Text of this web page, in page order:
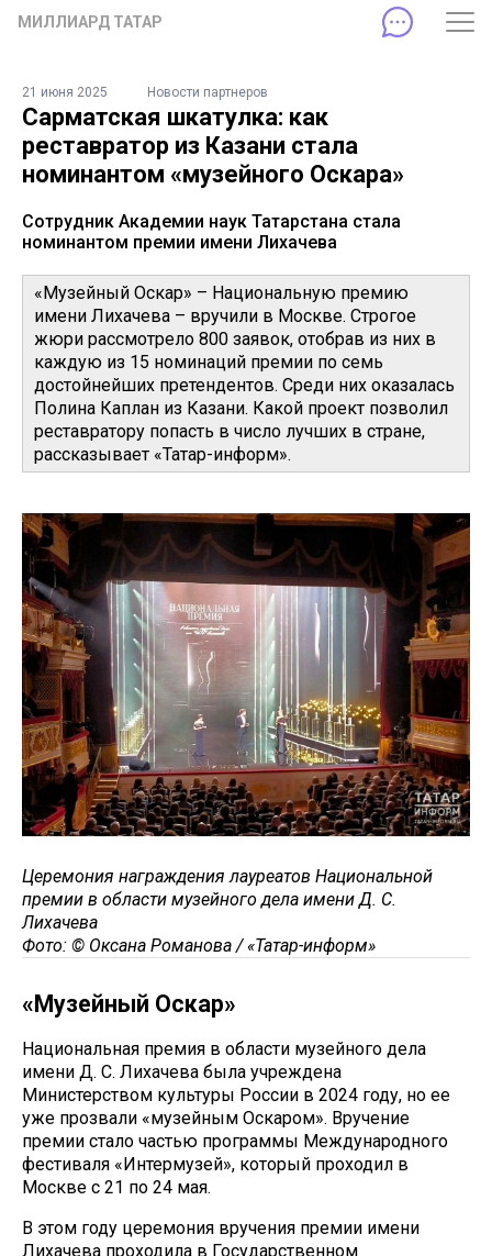
МИЛЛИАРД ТАТАР
21 июня 2025 Новости партнеров
Сарматская шкатулка: как
реставратор из Казани стала
номинантом «музейного Оскара»
Сотрудник Академии наук Татарстана стала
номинантом премии имени Лихачева
«Музейный Оскар» – Национальную премию
имени Лихачева – вручили в Москве. Строгое
жюри рассмотрело 800 заявок, отобрав из них в
каждую из 15 номинаций премии по семь
достойнейших претендентов. Среди них оказалась
Полина Каплан из Казани. Какой проект позволил
реставратору попасть в число лучших в стране,
рассказывает «Татар-информ».
Церемония награждения лауреатов Национальной
премии в области музейного дела имени Д. С.
Лихачева
Фото: © Оксана Романова / «Татар-информ»
«Музейный Оскар»
Национальная премия в области музейного дела
имени Д. С. Лихачева была учреждена
Министерством культуры России в 2024 году, но ее
уже прозвали «музейным Оскаром». Вручение
премии стало частью программы Международного
фестиваля «Интермузей», который проходил в
Москве с 21 по 24 мая.
В этом году церемония вручения премии имени
Лихачева проходила в Государственном